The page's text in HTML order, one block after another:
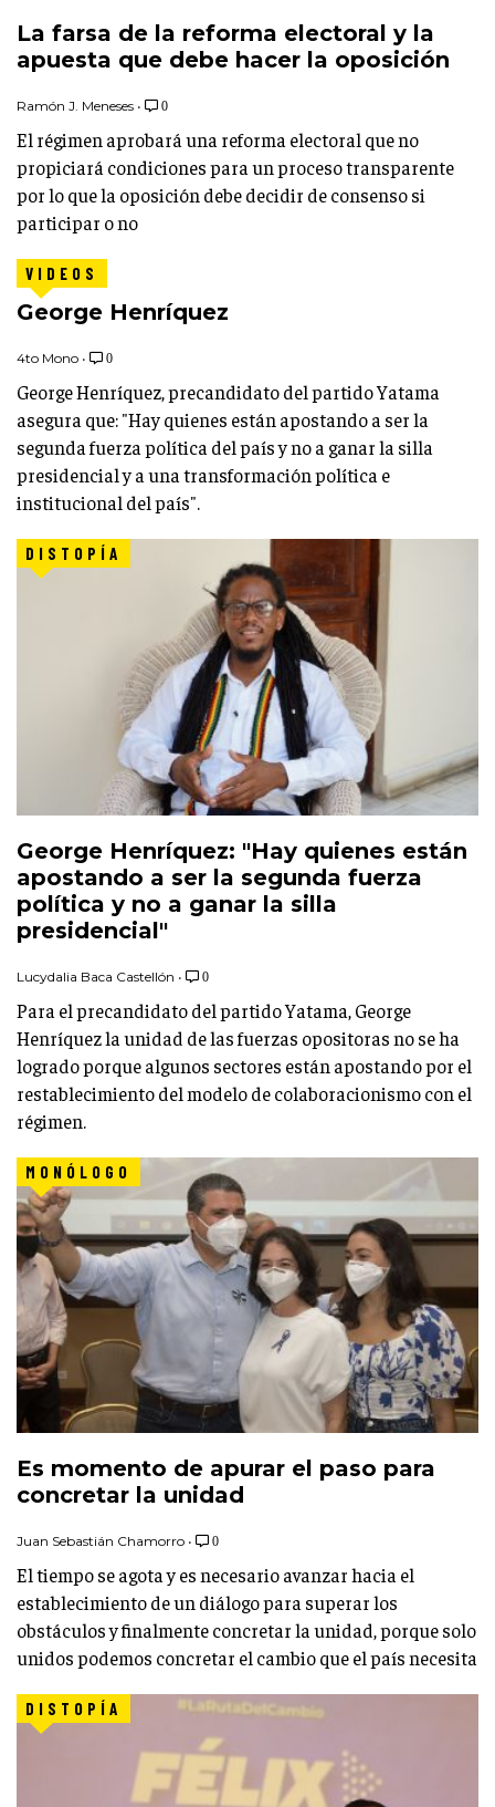
La farsa de la reforma electoral y la
apuesta que debe hacer la oposición
Ramón J. Meneses • 0
El régimen aprobará una reforma electoral que no
propiciará condiciones para un proceso transparente
por lo que la oposición debe decidir de consenso si
participar o no
VIDEOS
George Henríquez
4to Mono • 0
George Henríquez, precandidato del partido Yatama
asegura que: "Hay quienes están apostando a ser la
segunda fuerza política del país y no a ganar la silla
presidencial y a una transformación política e
institucional del país".
DISTOPÍA
George Henríquez: "Hay quienes están
apostando a ser la segunda fuerza
política y no a ganar la silla
presidencial"
Lucydalia Baca Castellón • 0
Para el precandidato del partido Yatama, George
Henríquez la unidad de las fuerzas opositoras no se ha
logrado porque algunos sectores están apostando por el
restablecimiento del modelo de colaboracionismo con el
régimen.
MONÓLOGO
Es momento de apurar el paso para
concretar la unidad
Juan Sebastián Chamorro • 0
El tiempo se agota y es necesario avanzar hacia el
establecimiento de un diálogo para superar los
obstáculos y finalmente concretar la unidad, porque solo
unidos podemos concretar el cambio que el país necesita
DISTOPÍA